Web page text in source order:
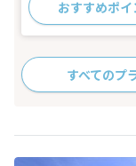
おすすめポイ
すべてのプ